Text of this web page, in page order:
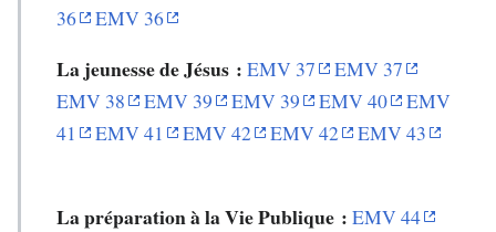
36
EMV 36
La jeunesse de Jésus : EMV 37
EMV 37
EMV 38
EMV 39 EMV 39 EMV 40
EMV
41
EMV 41 EMV 42 EMV 42 EMV 43
La préparation à la Vie Publique : EMV 44